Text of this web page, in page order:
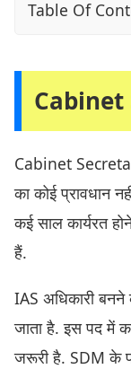
Table Of
Cabinet
Cabinet
का कोई प्रावधान
कई साल कार्यरत
हैं.
IAS अधिकारी
जाता है. इस पद में
जरूरी है. SDM के